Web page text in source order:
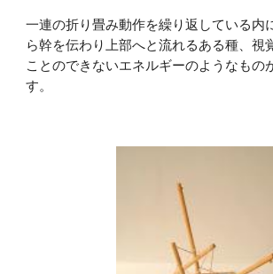
一連の折り畳み動作を繰り返している内
ら幹を伝わり上部へと流れるある種、視
ことのできないエネルギーのようなもの
す。